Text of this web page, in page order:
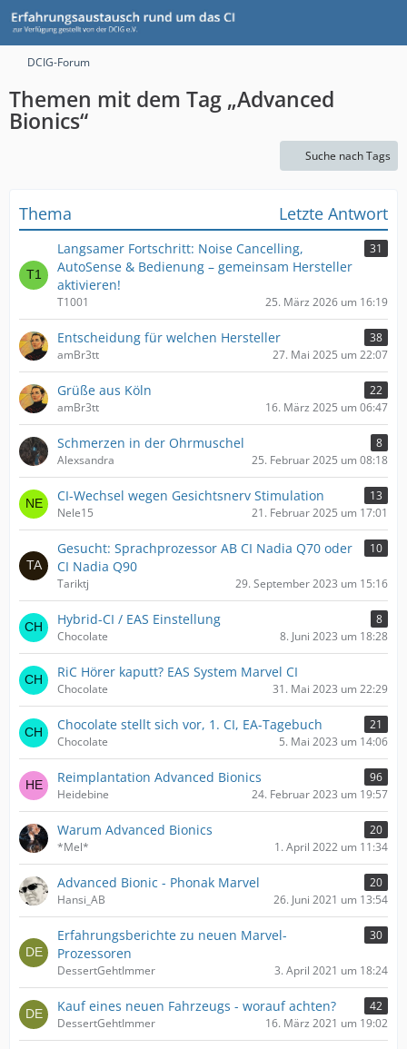
DCIG-Forum
Themen mit dem Tag „Advanced
Bionics“
Suche nach Tags
Thema Letzte Antwort
Langsamer Fortschritt: Noise Cancelling,
AutoSense & Bedienung – gemeinsam Hersteller
aktivieren!
31
T1001 25. März 2026 um 16:19
Entscheidung für welchen Hersteller
38
amBr3tt
27. Mai 2025 um 22:07
Grüße aus Köln
22
amBr3tt
16. März 2025 um 06:47
Schmerzen in der Ohrmuschel
8
Alexsandra
25. Februar 2025 um 08:18
CI-Wechsel wegen Gesichtsnerv Stimulation
13
Nele15
21. Februar 2025 um 17:01
Gesucht: Sprachprozessor AB CI Nadia Q70 oder
CI Nadia Q90
10
Tariktj 29. September 2023 um 15:16
Hybrid-CI / EAS Einstellung
8
Chocolate
8. Juni 2023 um 18:28
RiC Hörer kaputt? EAS System Marvel CI
Chocolate 31. Mai 2023 um 22:29
Chocolate stellt sich vor, 1. CI, EA-Tagebuch
21
Chocolate
5. Mai 2023 um 14:06
Reimplantation Advanced Bionics
96
Heidebine
24. Februar 2023 um 19:57
Warum Advanced Bionics
20
*Mel*
1. April 2022 um 11:34
Advanced Bionic - Phonak Marvel
20
Hansi_AB
26. Juni 2021 um 13:54
Erfahrungsberichte zu neuen Marvel-
Prozessoren
30
DessertGehtImmer 3. April 2021 um 18:24
Kauf eines neuen Fahrzeugs - worauf achten?
42
DessertGehtImmer
16. März 2021 um 19:02